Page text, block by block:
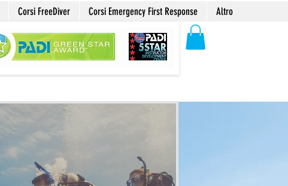
Corsi FreeDiver Corsi Emergency First Response Altro